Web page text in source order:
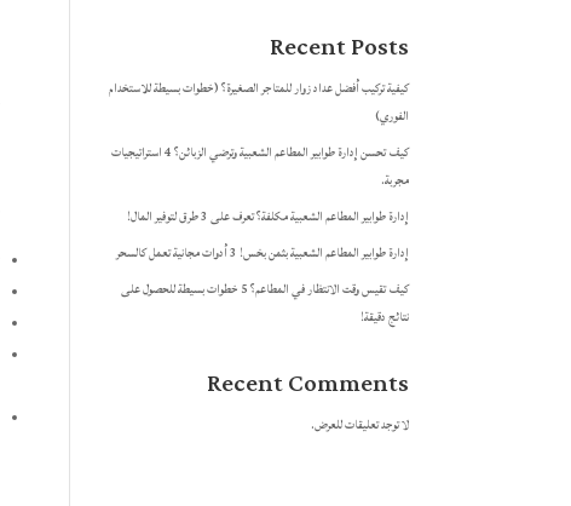
Recent Posts
كيفية تركيب أفضل عداد زوار للمتاجر الصغيرة؟ (خطوات بسيطة للاستخدام
الفوري)
كيف تحسن إدارة طوابير المطاعم الشعبية وترضي الزبائن؟ 4 استراتيجيات
مجربة.
إدارة طوابير المطاعم الشعبية مكلفة؟ تعرف على 3 طرق لتوفير المال!
إدارة طوابير المطاعم الشعبية بثمن بخس! 3 أدوات مجانية تعمل كالسحر
كيف تقيس وقت الانتظار في المطاعم؟ 5 خطوات بسيطة للحصول على
نتائج دقيقة!
Recent Comments
لا توجد تعليقات للعرض.